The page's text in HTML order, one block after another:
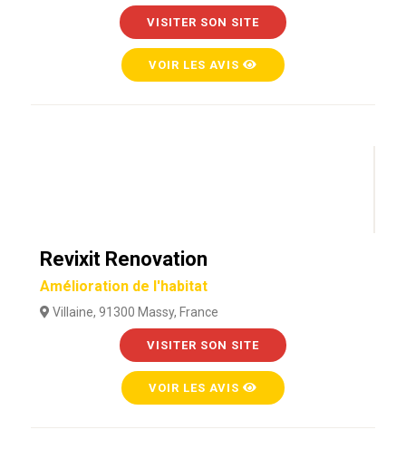
VISITER SON SITE
VOIR LES AVIS
Revixit Renovation
Amélioration de l'habitat
Villaine, 91300 Massy, France
VISITER SON SITE
VOIR LES AVIS